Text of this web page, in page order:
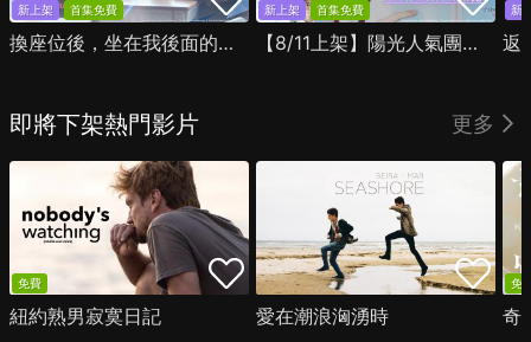
新上架 首集免費
換座位後，坐在我後面的男生好像喜歡我
新上架 首集免費
【8/11上架】陽光人氣團中的芹澤，在我面前卻有點不對勁
新
返
即將下架熱門影片 更多
免費
紐約熟男寂寞日記 愛在潮浪洶湧時
免
奇